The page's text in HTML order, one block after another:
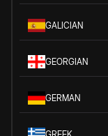
GALICIAN
GEORGIAN
GERMAN